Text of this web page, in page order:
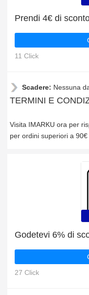
Prendi 4€ di
11 Click
Scadere: Nessuna
TERMINI E
Visita IMARKU ora per
per ordini superiori a 90€
27 Click